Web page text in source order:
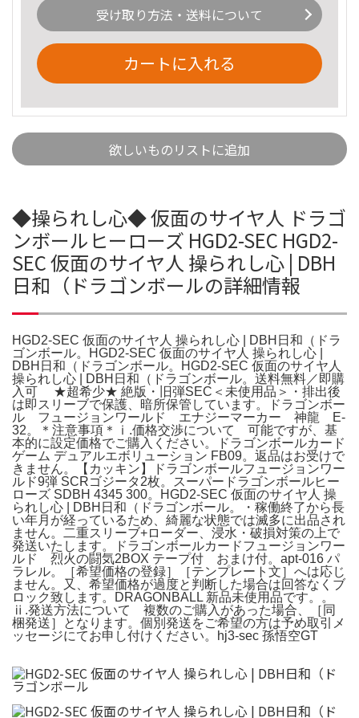
受け取り方法・送料について
カートに入れる
欲しいものリストに追加
◆操られし心◆ 仮面のサイヤ人 ドラゴ
ンボールヒーローズ HGD2-SEC HGD2-
SEC 仮面のサイヤ人 操られし心 | DBH
日和（ドラゴンボールの詳細情報
HGD2-SEC 仮面のサイヤ人 操られし心 | DBH日和（ドラ
ゴンボール。HGD2-SEC 仮面のサイヤ人 操られし心 |
DBH日和（ドラゴンボール。HGD2-SEC 仮面のサイヤ人
操られし心 | DBH日和（ドラゴンボール。送料無料／即購
入可 ★超希少★ 絶版・旧弾SEC＜未使用品＞・排出後
は即スリーブで保護、暗所保管しています。ドラゴンボー
ル フュージョンワールド エナジーマーカー 神龍 E-
32。＊注意事項＊ⅰ.価格交渉について 可能ですが、基
本的に設定価格でご購入ください。ドラゴンボールカード
ゲーム デュアルエボリューション FB09。返品はお受けで
きません。【カッキン】ドラゴンボールフュージョンワー
ルド9弾 SCRゴジータ2枚。スーパードラゴンボールヒー
ローズ SDBH 4345 300。HGD2-SEC 仮面のサイヤ人 操
られし心 | DBH日和（ドラゴンボール。・稼働終了から長
い年月が経っているため、綺麗な状態では滅多に出品され
ません。二重スリーブ+ローダー、浸水・破損対策の上で
発送いたします。ドラゴンボールカードフュージョンワー
ルド 烈火の闘気2BOX テープ付 おまけ付。apt-016 パ
ラレル。［希望価格の登録］［テンプレート文］へは応じ
ません。又、希望価格が過度と判断した場合は回答なくブ
ロック致します。DRAGONBALL 新品未使用品です。。
ⅱ.発送方法について 複数のご購入があった場合、［同
梱発送］となります。個別発送をご希望の方は予め取引メ
ッセージにてお申し付けください。hj3-sec 孫悟空GT